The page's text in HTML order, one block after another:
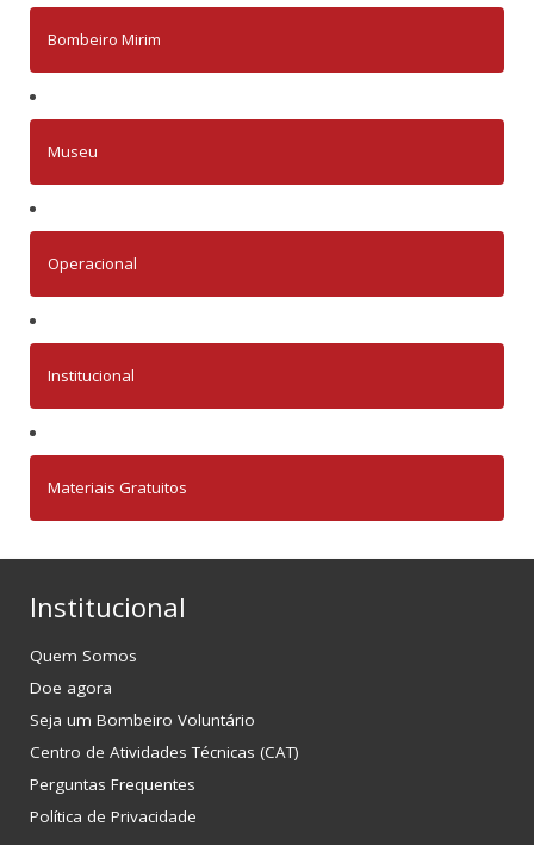
Bombeiro Mirim
Museu
Operacional
Institucional
Materiais Gratuitos
Institucional
Quem Somos
Doe agora
Seja um Bombeiro Voluntário
Centro de Atividades Técnicas (CAT)
Perguntas Frequentes
Política de Privacidade